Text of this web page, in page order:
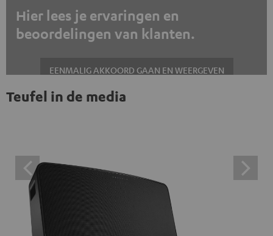
Hier lees je ervaringen en
beoordelingen van klanten.
EENMALIG AKKOORD GAAN EN WEERGEVEN
Altijd externe inhoud weergeven? Schakel dit in de gegevensinstellingen
inhoud te klikken, stem je ermee in dat je de externe
inhoud te zien krijgt. Dit betekent dat persoonlijke
gegevens kunnen worden doorgegeven aan platforms
van derden. Meer informatie hierover vind je in ons
privacybeleid.
Teufel in de media